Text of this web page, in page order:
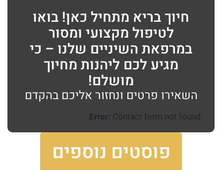
חיוך בריא מתחיל כאן! בואו
לטיפול מקצועי ומסור
במרפאת השיניים שלנו – כי
מגיע לכם ליהנות מחיוך
מושלם!
השאירו פרטים ונחזור אליכם בהקדם
Error: Contact form not found.
פוסטים נוספים